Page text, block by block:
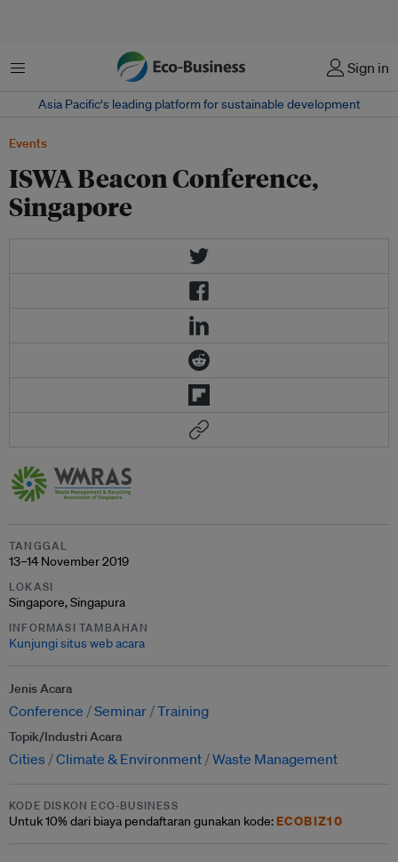
Menu Sign in
Asia Pacific‘s leading platform for sustainable development
Events
ISWA Beacon Conference,
Singapore
TANGGAL
13–14 November 2019
LOKASI
Singapore, Singapura
INFORMASI TAMBAHAN
Kunjungi situs web acara
Jenis Acara
Conference Seminar Training
Topik/Industri Acara
Cities Climate & Environment Waste Management
KODE DISKON ECO-BUSINESS
Untuk10% dari biaya pendaftaran gunakan kode:ECOBIZ10